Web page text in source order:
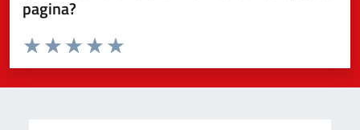
pagina?
Valuta da 1 a 5 stelle la pagina
Valuta 5 stelle su 5
Valuta 4 stelle su 5
Valuta 3 stelle su 5
Valuta 2 stelle su 5
Valuta 1 stelle su 5